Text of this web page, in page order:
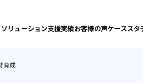
ソリューション支援実績お客様の声ケーススタ
育成